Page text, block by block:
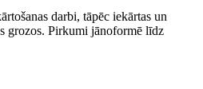
darbi, tāpēc iekārtas un
grozos. Pirkumi jānoformē līdz